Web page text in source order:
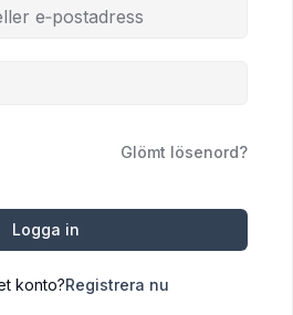
Glömt lösenord?
Logga in
konto?Registrera nu